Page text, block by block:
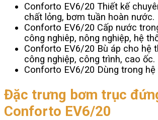
Conforto EV6/20 Thiết kế
chất lỏng, bơm tuần hoàn nước.
Conforto EV6/20 Cấp nước
công nghiêp, nông nghiệp, hệ
Conforto EV6/20 Bù áp cho hệ
công nghiệp, công trình, cao ốc.
Conforto EV6/20 Dùng trong hệ
Đặc trưng bơm trục
Conforto EV6/20